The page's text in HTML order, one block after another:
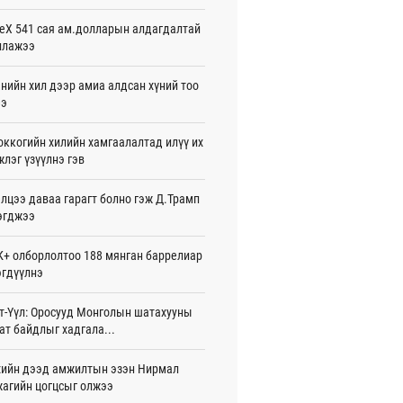
08-06
Бангладешт эргэн ирэхээ
08-06
08-06
улсын хамтын ажиллагааны талаар
солилцов
сард Сүхбаатар боомтоор
тонн Аи-92 автобензин импортолжээ
Н.Амарзаяа: 32 хуудастай
дэвтэр долоо хоногт л дүүрдэг
08-06
541 сая ам.долларын алдагдалтай
хил дээр амиа алдсан хүний тоо
хилийн хамгаалалтад илүү их
үзүүлнэ гэв
даваа гарагт болно гэж Д.Трамп
олборлолтоо 188 мянган баррелиар
Үүл: Оросууд Монголын шатахууны
байдлыг хадгала...
дээд амжилтын эзэн Нирмал
цогцсыг олжээ